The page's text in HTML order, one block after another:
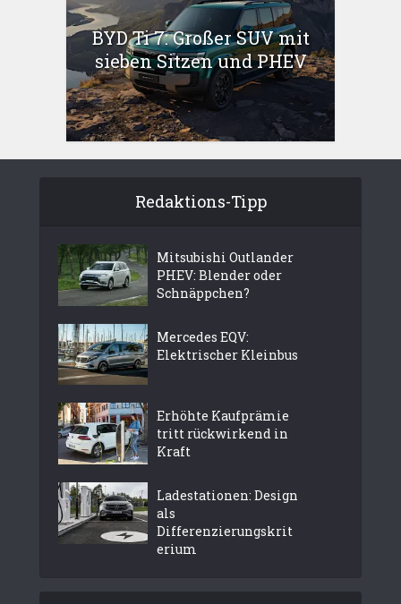
BYD Ti 7: Großer SUV mit
sieben Sitzen und PHEV
Redaktions-Tipp
Mitsubishi Outlander
PHEV: Blender oder
Schnäppchen?
Mercedes EQV:
Elektrischer Kleinbus
Erhöhte Kaufprämie
tritt rückwirkend in
Kraft
Ladestationen: Design
als
Differenzierungskrit
erium